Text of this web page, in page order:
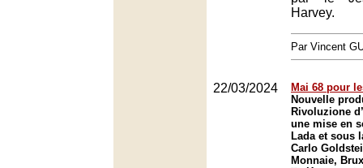
Harvey.
Par Vincent
22/03/2024
Mai 68 pour
Nouvelle
Rivoluzione
une mise en
Lada et sous
Carlo
Monnaie,